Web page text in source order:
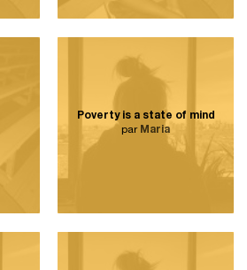
Poverty is a state of mind
par Maria